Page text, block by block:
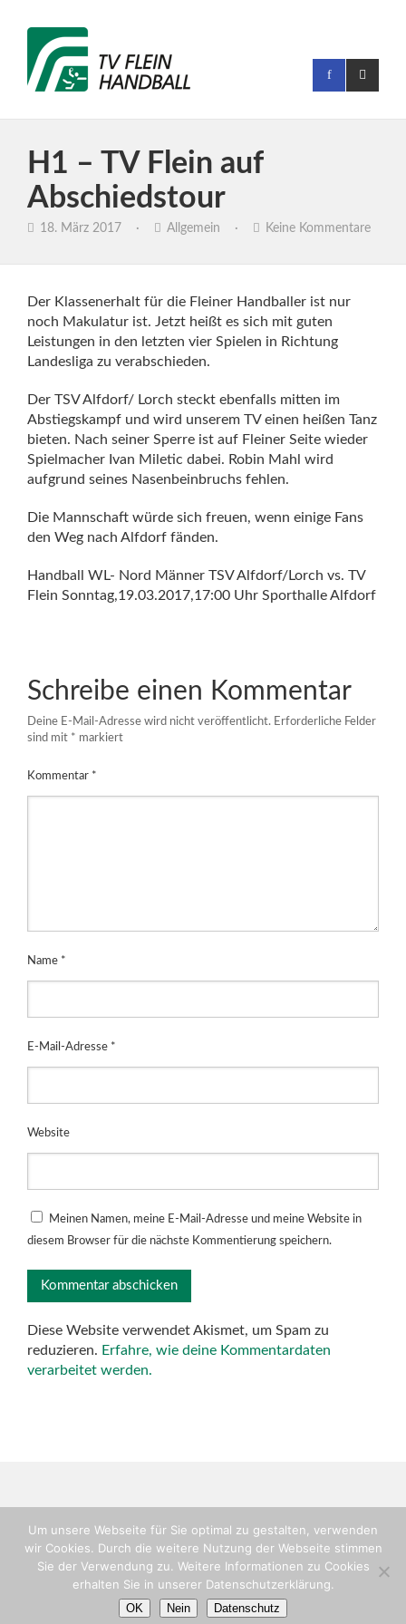
H1 – TV Flein auf
Abschiedstour
18. März 2017 · Allgemein · Keine Kommentare
Der Klassenerhalt für die Fleiner Handballer ist nur
noch Makulatur ist. Jetzt heißt es sich mit guten
Leistungen in den letzten vier Spielen in Richtung
Landesliga zu verabschieden.
Der TSV Alfdorf/ Lorch steckt ebenfalls mitten im
Abstiegskampf und wird unserem TV einen heißen Tanz
bieten. Nach seiner Sperre ist auf Fleiner Seite wieder
Spielmacher Ivan Miletic dabei. Robin Mahl wird
aufgrund seines Nasenbeinbruchs fehlen.
Die Mannschaft würde sich freuen, wenn einige Fans
den Weg nach Alfdorf fänden.
Handball WL- Nord Männer TSV Alfdorf/Lorch vs. TV
Flein Sonntag,19.03.2017,17:00 Uhr Sporthalle Alfdorf
Schreibe einen Kommentar
Deine E-Mail-Adresse wird nicht veröffentlicht. Erforderliche Felder
sind mit * markiert
Kommentar *
Name *
E-Mail-Adresse *
Website
Meinen Namen, meine E-Mail-Adresse und meine Website in
diesem Browser für die nächste Kommentierung speichern.
Diese Website verwendet Akismet, um Spam zu
reduzieren. Erfahre, wie deine Kommentardaten
verarbeitet werden.
Copyright © TV-Flein, Abteilung Handball
Impressum
Um unsere Webseite für Sie optimal zu gestalten, verwenden
wir Cookies. Durch die weitere Nutzung der Webseite stimmen
Sie der Verwendung zu. Weitere Informationen zu Cookies
erhalten Sie in unserer Datenschutzerklärung.
OK Nein Datenschutz